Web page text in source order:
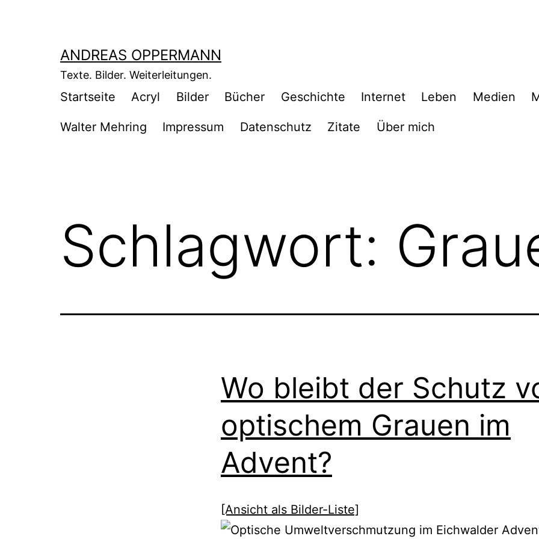
ANDREAS OPPERMANN
Texte. Bilder. Weiterleitungen.
Startseite Acryl Bilder Bücher Geschichte Internet Leben Medien
Walter Mehring Impressum Datenschutz Zitate Über mich
Schlagwort:
Wo bleibt der Schutz
optischem Grauen im
Advent?
[Ansicht als Bilder-Liste]